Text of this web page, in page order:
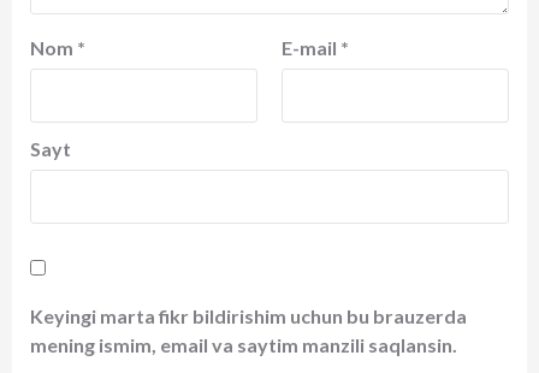
Nom * E-mail *
Sayt
Keyingi marta fikr bildirishim uchun bu brauzerda
mening ismim, email va saytim manzili saqlansin.